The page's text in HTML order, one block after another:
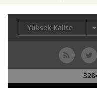
Yüksek Kalite